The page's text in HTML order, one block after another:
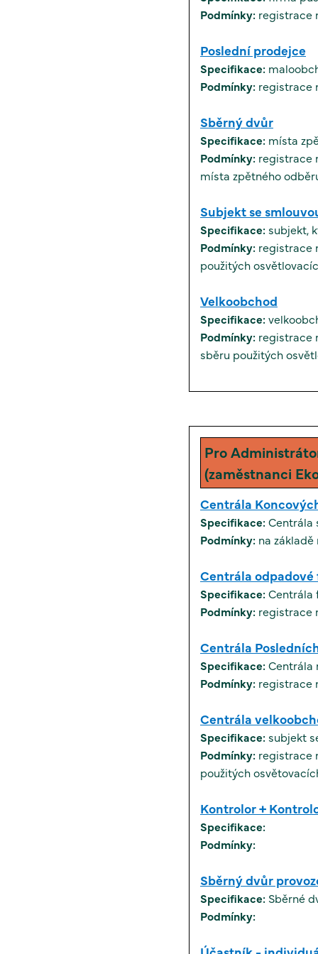
Podmínky:
Poslední prodejce
Specifikace:
Podmínky:
Sběrný dvůr
Specifikace: místa
Podmínky: registrace na
místa zpětného
Specifikace:subjekt,
Podmínky: registrace
použitých
Velkoobchod
Specifikace:
Podmínky: registrace
sběru použitých
Pro
(zaměstnanci
Centrála
Specifikace:Centrála
Podmínky: na
Centrála
Specifikace:Centrála
Podmínky:
Centrála
Specifikace:Centrála
Podmínky:
Centrála
Specifikace:subjekt
Podmínky: registrace
použitých
Kontrolor +
Specifikace:
Podmínky:
Sběrný dvůr
Specifikace: Sběrné
Podmínky: